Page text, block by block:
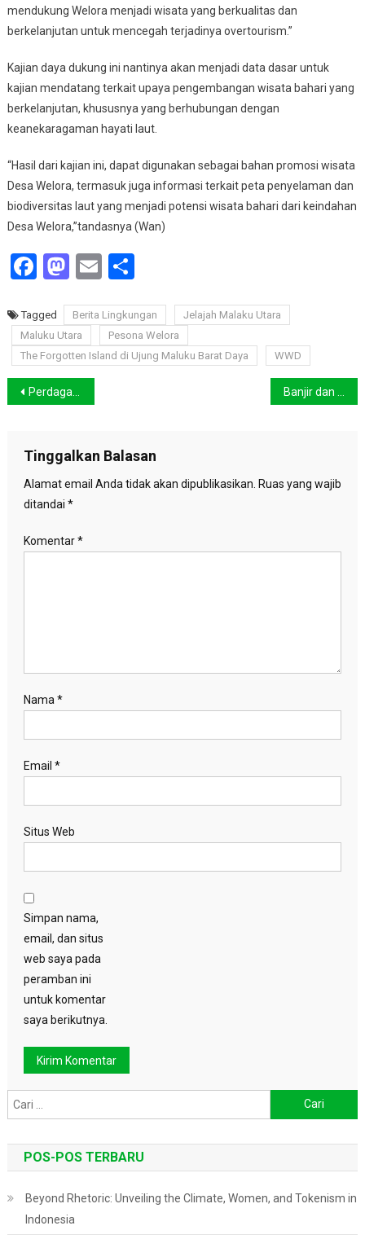
mendukung Welora menjadi wisata yang berkualitas dan
berkelanjutan untuk mencegah terjadinya overtourism.”
Kajian daya dukung ini nantinya akan menjadi data dasar untuk
kajian mendatang terkait upaya pengembangan wisata bahari yang
berkelanjutan, khususnya yang berhubungan dengan
keanekaragaman hayati laut.
“Hasil dari kajian ini, dapat digunakan sebagai bahan promosi wisata
Desa Welora, termasuk juga informasi terkait peta penyelaman dan
biodiversitas laut yang menjadi potensi wisata bahari dari keindahan
Desa Welora,”tandasnya (Wan)
Facebook
Mastodon
EmailShare
Tagged Berita Lingkungan
Jelajah Malaku Utara
Maluku Utara
Pesona Welora
The Forgotten Island di Ujung Maluku Barat Daya
WWD
Navigasi
Perdagangan Karbon, Mengubah Emisi Menjadi Peluang
Tinggalkan Balasan
Alamat email Anda tidak akan dipublikasikan. Ruas yang wajib
ditandai *
Komentar*
Nama *
Email *
Situs Web
Simpan nama,
email, dan situs
web saya pada
peramban ini
untuk komentar
saya berikutnya.
untuk:
POS-POS TERBARU
Beyond Rhetoric: Unveiling the Climate, Women, and Tokenism in
Indonesia